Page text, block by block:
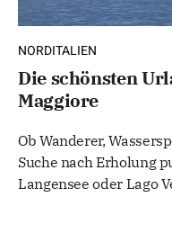
NORDITALIEN
Die schönsten
Maggiore
Ob Wanderer,
Suche nach Erholung
Langensee oder Lago